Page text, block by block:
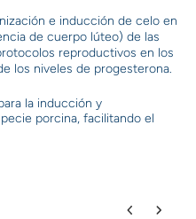
e inducción de celo en
de cuerpo lúteo) de las
reproductivos en los
los niveles de progesterona.
la inducción y
porcina, facilitando el